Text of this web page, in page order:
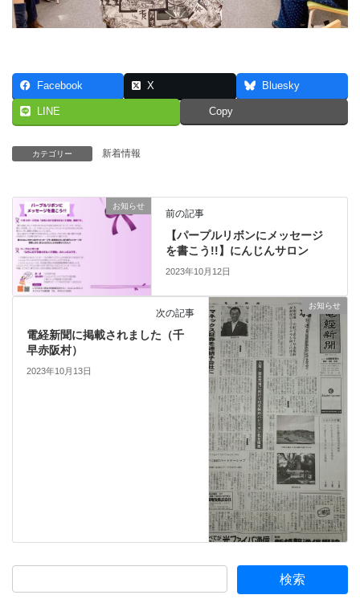
Facebook X Bluesky
LINE Copy
カテゴリー 新着情報
お知らせ
前の記事
【パープルリボンにメッセージ
を書こう!!】にんじんサロン
2023年10月12日
お知らせ
次の記事
電経新聞に掲載されました（千
早赤阪村）
2023年10月13日